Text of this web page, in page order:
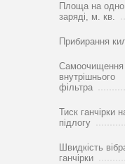
Площа на
заряді, м. кв.
Прибирання
Самоочищення
внутрішнього
фільтра
Тиск ганчірки
підлогу
Швидкість
ганчірки